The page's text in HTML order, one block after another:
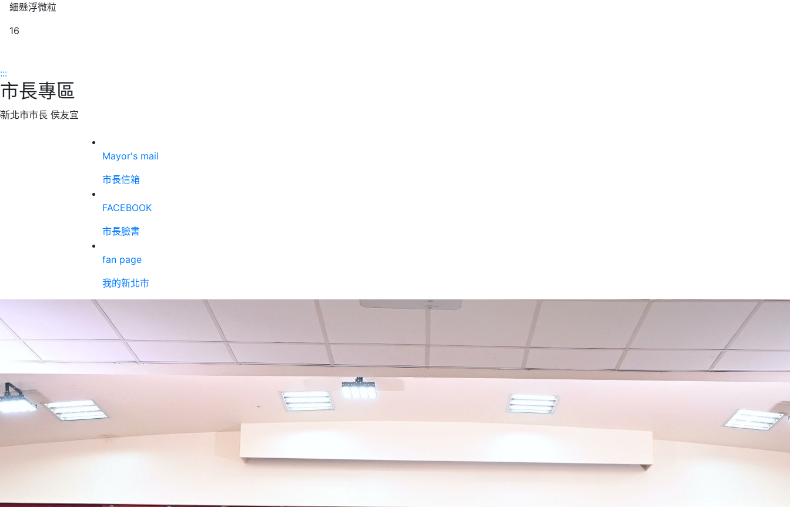
細懸浮微粒
16
:::
市長專區
Mayor's mail
市長信箱
FACEBOOK
市長臉書
fan page
我的新北市
幸福感爆棚！英國評比全球幸福城市前50名 全台第1名！